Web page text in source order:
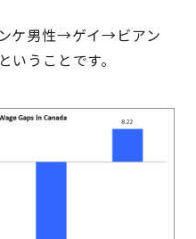
ケ男性→ゲイ→ビアン
うことです。